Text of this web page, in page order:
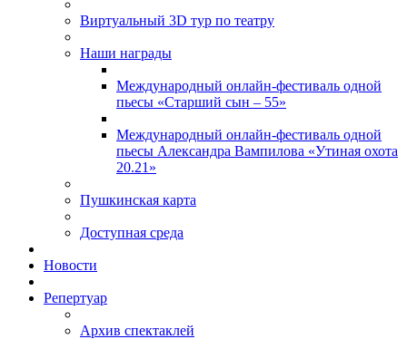
Виртуальный 3D тур по театру
Наши награды
Международный онлайн-фестиваль одной
пьесы «Старший сын – 55»
Международный онлайн-фестиваль одной
пьесы Александра Вампилова «Утиная охота
20.21»
Пушкинская карта
Доступная среда
Новости
Репертуар
Архив спектаклей